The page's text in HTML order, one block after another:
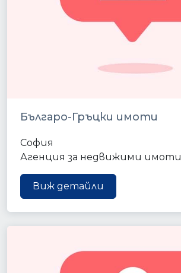
Българо-Гръцки имоти
София
Агенция за недвижими имоти
Виж детайли